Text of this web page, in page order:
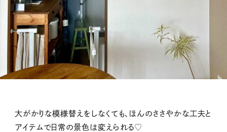
大がかりな模様替えをしなくても、ほんのささやかな工夫と
アイテムで日常の景色は変えられる♡